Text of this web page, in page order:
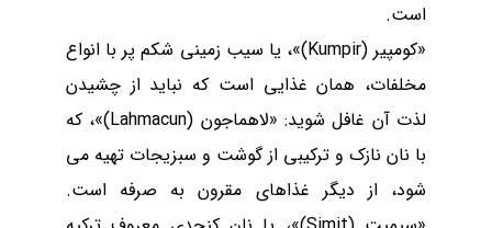
است.
«کومپیر (Kumpir)»، یا سیب زمینی شکم ‌پر با انواع
مخلفات، همان غذایی است که نباید از چشیدن
لذت آن غافل شوید: «لاهماجون (Lahmacun)»، که
با نان نازک و ترکیبی از گوشت و سبزیجات تهیه می
‌شود، از دیگر غذاهای مقرون به صرفه است.